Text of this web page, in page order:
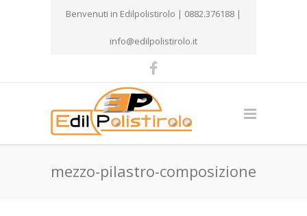
Benvenuti in Edilpolistirolo | 0882.376188 |
info@edilpolistirolo.it
mezzo-pilastro-composizione